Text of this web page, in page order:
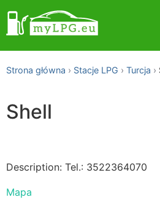
Strona główna Stacje LPG Turcja
Shell
Description: Tel.: 3522364070
Mapa